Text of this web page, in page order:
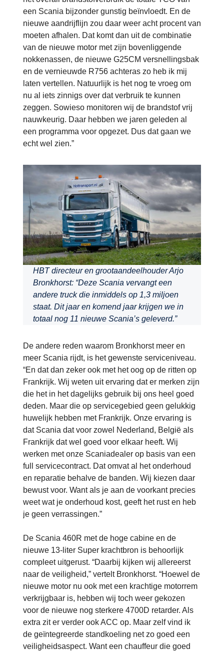
een Scania bijzonder gunstig beïnvloedt. En de
nieuwe aandrijflijn zou daar weer acht procent van
moeten afhalen. Dat komt dan uit de combinatie
van de nieuwe motor met zijn bovenliggende
nokkenassen, de nieuwe G25CM versnellingsbak
en de vernieuwde R756 achteras zo heb ik mij
laten vertellen. Natuurlijk is het nog te vroeg om
nu al iets zinnigs over dat verbruik te kunnen
zeggen. Sowieso monitoren wij de brandstof vrij
nauwkeurig. Daar hebben we jaren geleden al
een programma voor opgezet. Dus dat gaan we
echt wel zien.”
HBT directeur en grootaandeelhouder Arjo
Bronkhorst: “Deze Scania vervangt een
andere truck die inmiddels op 1,3 miljoen
staat. Dit jaar en komend jaar krijgen we in
totaal nog 11 nieuwe Scania’s geleverd.”
De andere reden waarom Bronkhorst meer en
meer Scania rijdt, is het gewenste serviceniveau.
“En dat dan zeker ook met het oog op de ritten op
Frankrijk. Wij weten uit ervaring dat er merken zijn
die het in het dagelijks gebruik bij ons heel goed
deden. Maar die op servicegebied geen gelukkig
huwelijk hebben met Frankrijk. Onze ervaring is
dat Scania dat voor zowel Nederland, België als
Frankrijk dat wel goed voor elkaar heeft. Wij
werken met onze Scaniadealer op basis van een
full servicecontract. Dat omvat al het onderhoud
en reparatie behalve de banden. Wij kiezen daar
bewust voor. Want als je aan de voorkant precies
weet wat je onderhoud kost, geeft het rust en heb
je geen verrassingen.”
De Scania 460R met de hoge cabine en de
nieuwe 13-liter Super krachtbron is behoorlijk
compleet uitgerust. “Daarbij kijken wij allereerst
naar de veiligheid,” vertelt Bronkhorst. “Hoewel de
nieuwe motor nu ook met een krachtige motorrem
verkrijgbaar is, hebben wij toch weer gekozen
voor de nieuwe nog sterkere 4700D retarder. Als
extra zit er verder ook ACC op. Maar zelf vind ik
de geïntegreerde standkoeling net zo goed een
veiligheidsaspect. Want een chauffeur die goed